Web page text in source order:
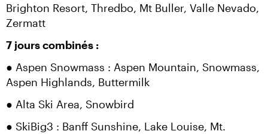
Brighton Resort, Thredbo, Mt Buller, Valle Nevado,
Zermatt
7 jours combinés :
● Aspen Snowmass : Aspen Mountain, Snowmass,
Aspen Highlands, Buttermilk
● Alta Ski Area, Snowbird
● SkiBig3 : Banff Sunshine, Lake Louise, Mt.